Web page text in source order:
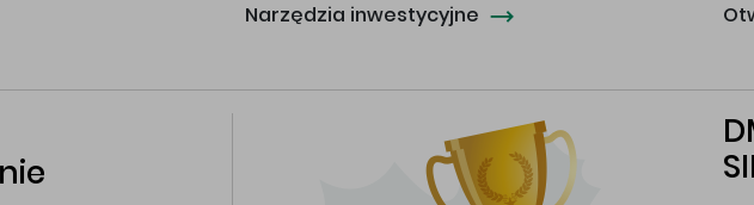
Narzędzia inwestycyjne